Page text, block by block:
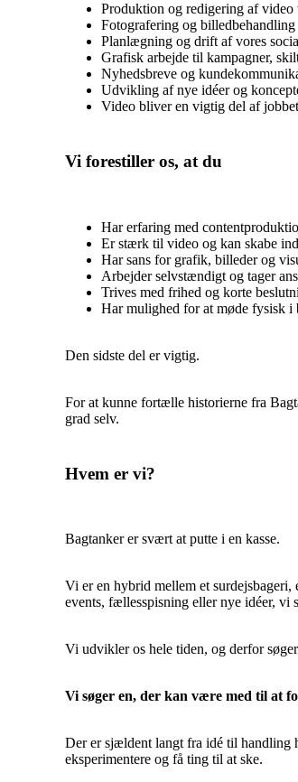
Produktion og redigering af video
Fotografering og billedbehandling
Planlægning og drift af vores
Grafisk arbejde til kampagner,
Nyhedsbreve og
Udvikling af nye idéer og
Video bliver en vigtig del af
Vi forestiller os, at du
Har erfaring med
Er stærk til video og kan skabe
Har sans for grafik, billeder og
Arbejder selvstændigt og tager
Trives med frihed og korte
Har mulighed for at møde fysisk i
Den sidste del er vigtig.
For at kunne fortælle historierne fra
grad selv.
Hvem er vi?
Bagtanker er svært at putte i en kasse.
Vi er en hybrid mellem et surdejsbageri,
events, fællesspisning eller nye idéer, vi
Vi udvikler os hele tiden, og derfor
Vi søger en, der kan være med til at
Der er sjældent langt fra idé til handling
eksperimentere og få ting til at ske.